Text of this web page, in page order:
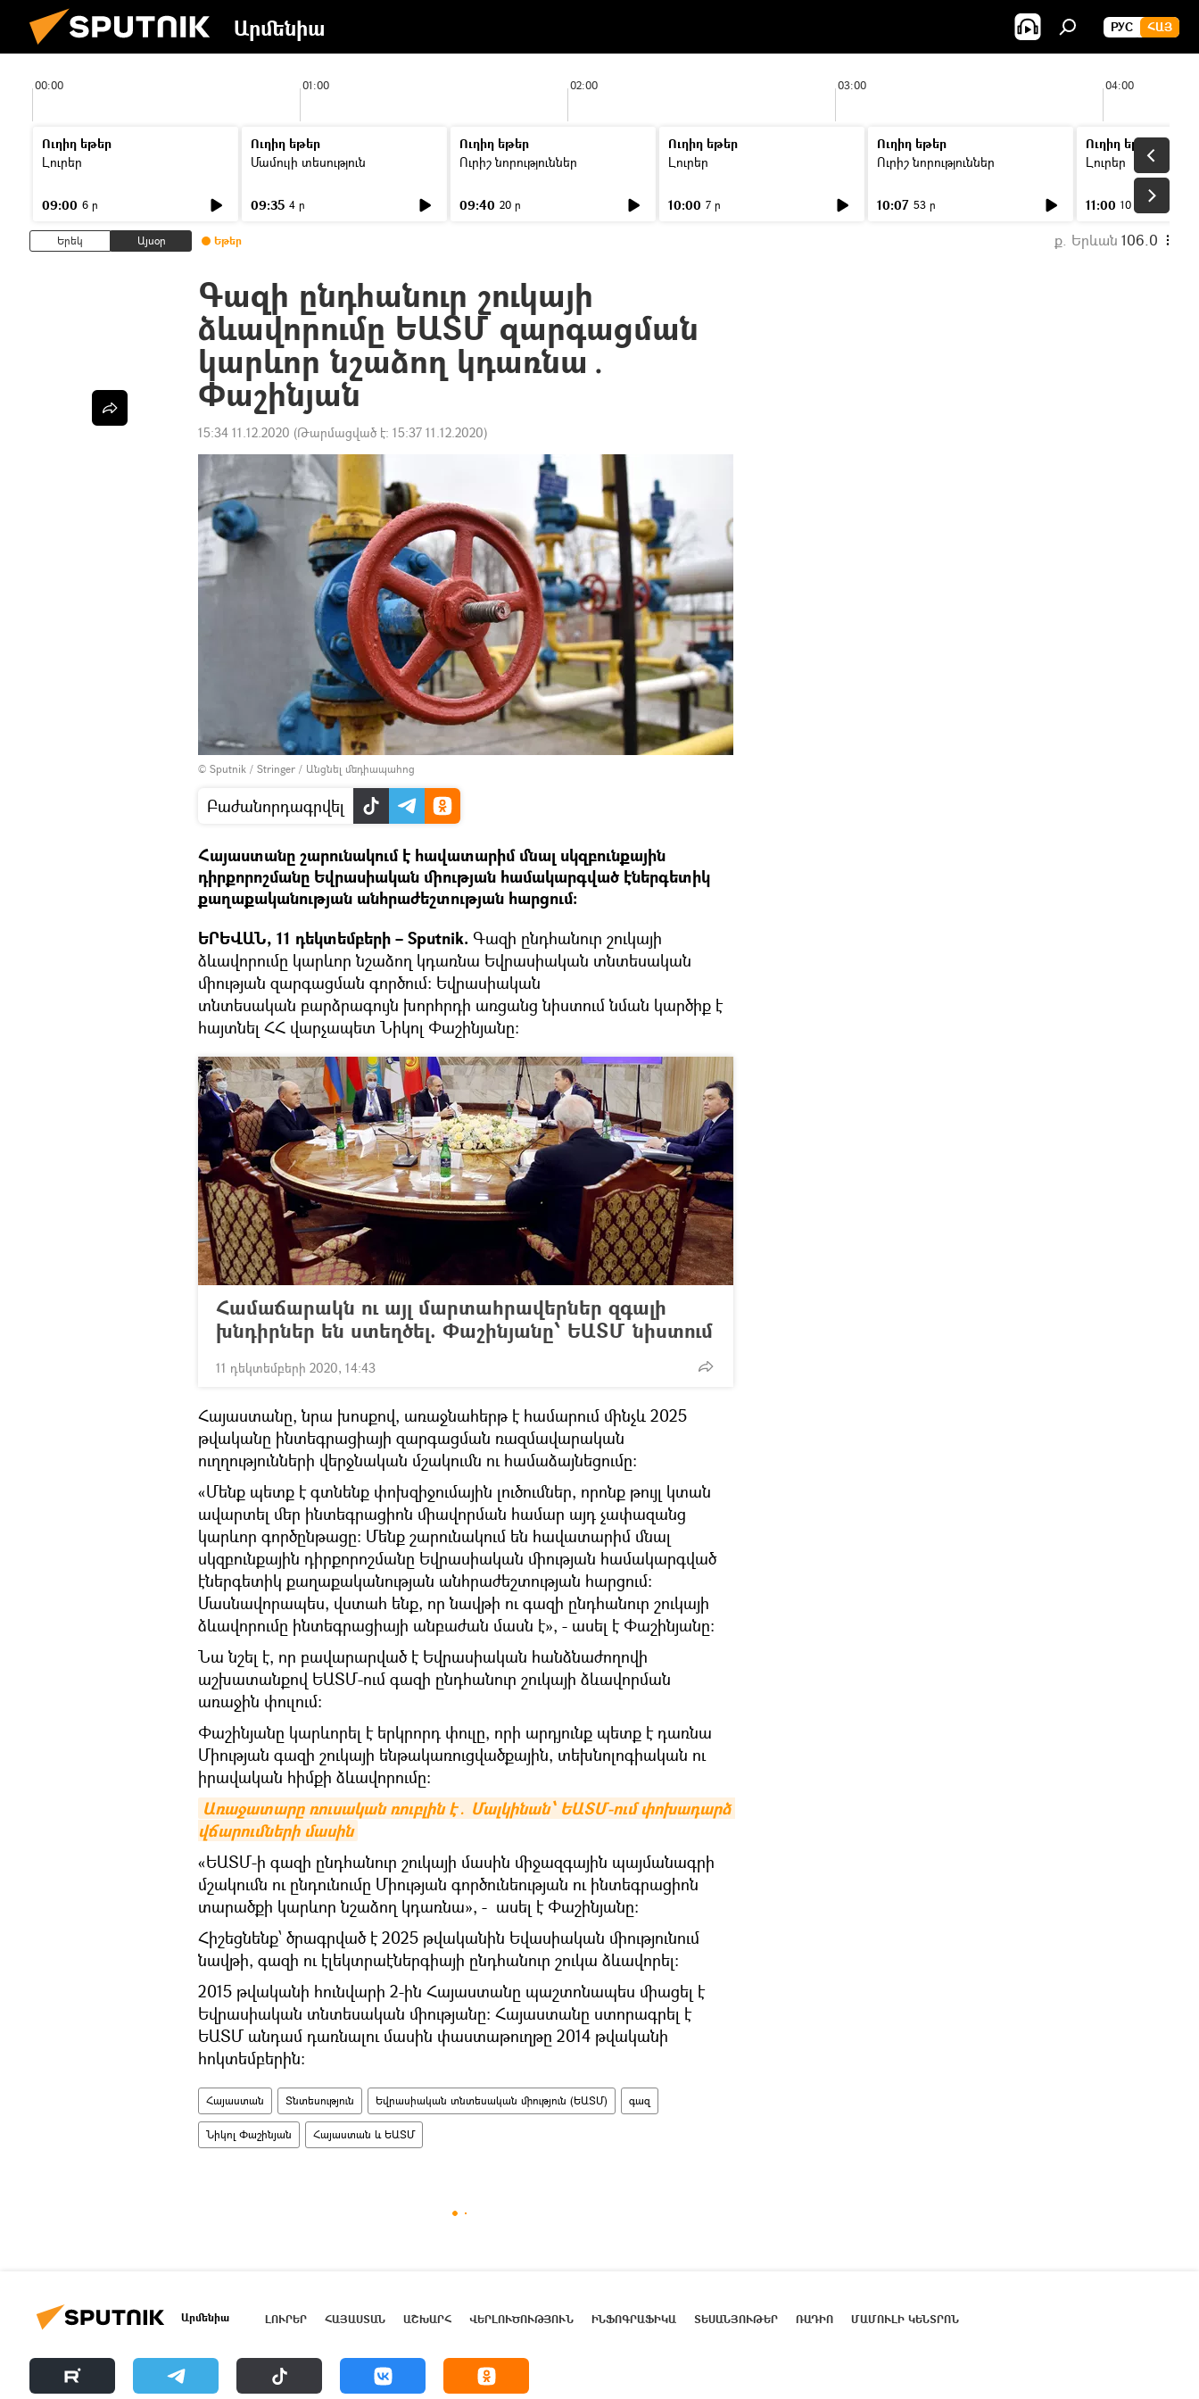
Արմենիա РУС ՀԱՅ
00:00 01:00 02:00 03:00 04:00
Ուղիղ եթեր
Լուրեր
09:00 6 ր
Ուղիղ եթեր
Մամուլի տեսություն
09:35 4 ր
Ուղիղ եթեր
Ուրիշ նորություններ
09:40 20 ր
Ուղիղ եթեր
Լուրեր
10:00 7 ր
Ուղիղ եթեր
Ուրիշ նորություններ
10:07 53 ր
Ուղիղ եթեր
Լուրեր
11:00 10 ր
Երեկ Այսօր Եթեր ք. Երևան 106.0
Գազի ընդհանուր շուկայի
ձևավորումը ԵԱՏՄ զարգացման
կարևոր նշաձող կդառնա․
Փաշինյան
15:34 11.12.2020 (Թարմացված է: 15:37 11.12.2020)
© Sputnik / Stringer / Անցնել մեդիապահոց
Բաժանորդագրվել
Հայաստանը շարունակում է հավատարիմ մնալ սկզբունքային
դիրքորոշմանը Եվրասիական միության համակարգված էներգետիկ
քաղաքականության անհրաժեշտության հարցում։
ԵՐԵՎԱՆ, 11 դեկտեմբերի – Sputnik. Գազի ընդհանուր շուկայի
ձևավորումը կարևոր նշաձող կդառնա Եվրասիական տնտեսական
միության զարգացման գործում։ Եվրասիական
տնտեսական բարձրագույն խորհրդի առցանց նիստում նման կարծիք է
հայտնել ՀՀ վարչապետ Նիկոլ Փաշինյանը։
Համաճարակն ու այլ մարտահրավերներ զգալի
խնդիրներ են ստեղծել. Փաշինյանը՝ ԵԱՏՄ նիստում
11 դեկտեմբերի 2020, 14:43
Հայաստանը, նրա խոսքով, առաջնահերթ է համարում մինչև 2025
թվականը ինտեգրացիայի զարգացման ռազմավարական
ուղղությունների վերջնական մշակումն ու համաձայնեցումը։
«Մենք պետք է գտնենք փոխզիջումային լուծումներ, որոնք թույլ կտան
ավարտել մեր ինտեգրացիոն միավորման համար այդ չափազանց
կարևոր գործընթացը։ Մենք շարունակում են հավատարիմ մնալ
սկզբունքային դիրքորոշմանը Եվրասիական միության համակարգված
էներգետիկ քաղաքականության անհրաժեշտության հարցում։
Մասնավորապես, վստահ ենք, որ նավթի ու գազի ընդհանուր շուկայի
ձևավորումը ինտեգրացիայի անբաժան մասն է», - ասել է Փաշինյանը։
Նա նշել է, որ բավարարված է Եվրասիական հանձնաժողովի
աշխատանքով ԵԱՏՄ-ում գազի ընդհանուր շուկայի ձևավորման
առաջին փուլում։
Փաշինյանը կարևորել է երկրորդ փուլը, որի արդյունք պետք է դառնա
Միության գազի շուկայի ենթակառուցվածքային, տեխնոլոգիական ու
իրավական հիմքի ձևավորումը։
Առաջատարը ռուսական ռուբլին է․ Մալկինան՝ ԵԱՏՄ-ում փոխադարձ
վճարումների մասին
«ԵԱՏՄ-ի գազի ընդհանուր շուկայի մասին միջազգային պայմանագրի
մշակումն ու ընդունումը Միության գործունեության ու ինտեգրացիոն
տարածքի կարևոր նշաձող կդառնա», - ասել է Փաշինյանը։
Հիշեցնենք՝ ծրագրված է 2025 թվականին Եվասիական միությունում
նավթի, գազի ու էլեկտրաէներգիայի ընդհանուր շուկա ձևավորել։
2015 թվականի հունվարի 2-ին Հայաստանը պաշտոնապես միացել է
Եվրասիական տնտեսական միությանը։ Հայաստանը ստորագրել է
ԵԱՏՄ անդամ դառնալու մասին փաստաթուղթը 2014 թվականի
հոկտեմբերին։
Հայաստան Տնտեսություն Եվրասիական տնտեսական միություն (ԵԱՏՄ) գազ
Նիկոլ Փաշինյան Հայաստան և ԵԱՏՄ
Արմենիա ԼՈՒՐԵՐ ՀԱՅԱՍՏԱՆ ԱՇԽԱՐՀ ՎԵՐԼՈՒԾՈՒԹՅՈՒՆ ԻՆՖՈԳՐԱՖԻԿԱ ՏԵՍԱՆՅՈՒԹԵՐ ՌԱԴԻՈ ՄԱՄՈՒԼԻ ԿԵՆՏՐՈՆ